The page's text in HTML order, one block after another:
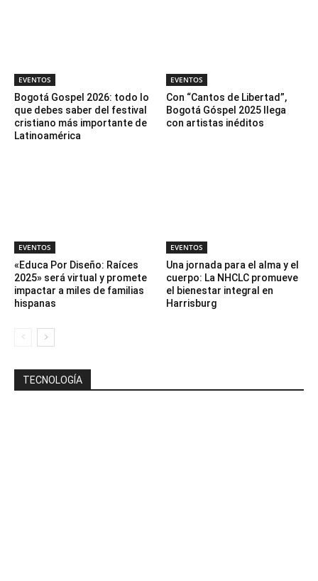
EVENTOS
Bogotá Gospel 2026: todo lo
que debes saber del festival
cristiano más importante de
Latinoamérica
EVENTOS
Con “Cantos de Libertad”,
Bogotá Góspel 2025 llega
con artistas inéditos
EVENTOS
«Educa Por Diseño: Raíces
2025» será virtual y promete
impactar a miles de familias
hispanas
EVENTOS
Una jornada para el alma y el
cuerpo: La NHCLC promueve
el bienestar integral en
Harrisburg
TECNOLOGÍA